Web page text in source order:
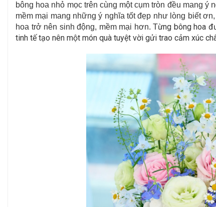
bông hoa nhỏ mọc trên cùng một cụm tròn đều mang
mềm mại mang những ý nghĩa tốt đẹp như lòng biết
hoa trở nên sinh động, mềm mại hơn. Từng bông hoa
tinh tế tạo nên một món quà tuyệt vời gửi trao cảm xúc